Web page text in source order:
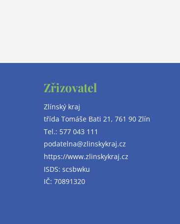
Zřizovatel
Zlínský kraj
třída Tomáše Bati 21, 761 90 Zlín
Tel.: 577 043 111
podatelna@zlinskykraj.cz
https://www.zlinskykraj.cz
ISDS: scsbwku
IČ: 70891320